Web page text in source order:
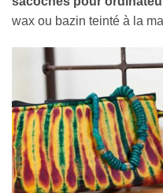
wax ou bazin teinté à la